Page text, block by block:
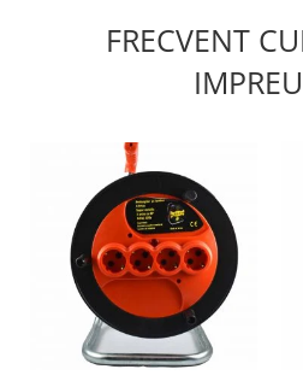
FRECVENT